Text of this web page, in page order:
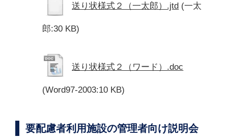
送り状様式２（一太郎）.jtd (一太
郎:30 KB)
送り状様式２（ワード）.doc
(Word97-2003:10 KB)
要配慮者利用施設の管理者向け説明会